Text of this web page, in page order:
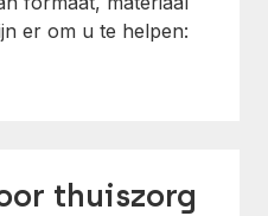
er om u te helpen:
thuiszorg